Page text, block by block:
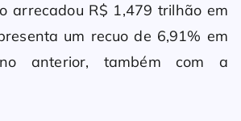
arrecadou R$ 1,479 trilhão em
um recuo de 6,91% em
anterior, também com a